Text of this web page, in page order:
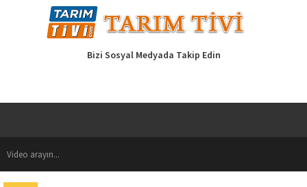
Bizi Sosyal Medyada Takip Edin